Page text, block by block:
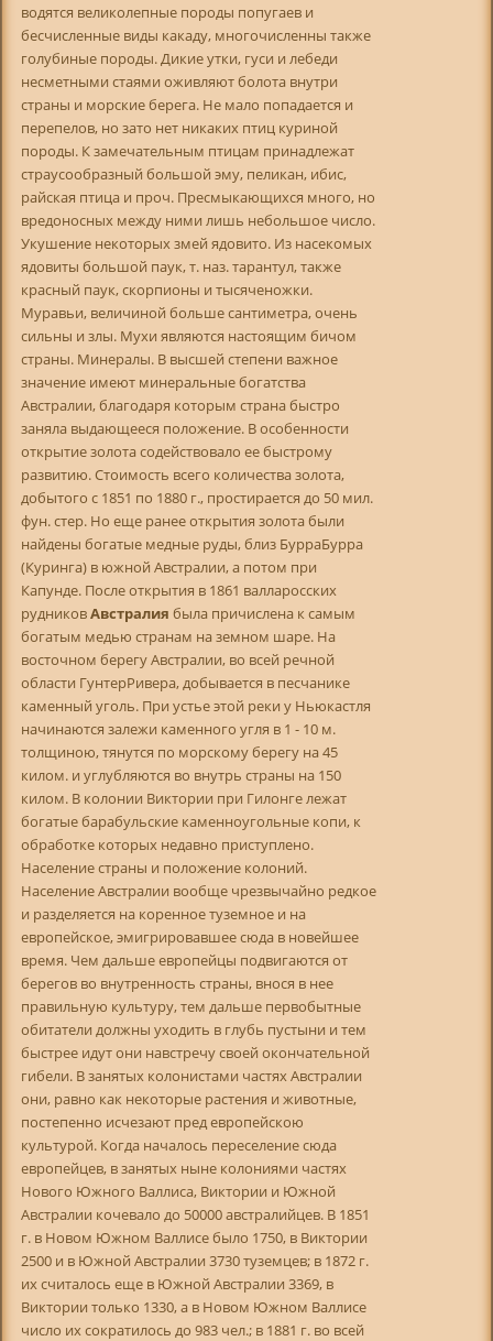
водятся великолепные породы попугаев и
бесчисленные виды какаду, многочисленны также
голубиные породы. Дикие утки, гуси и лебеди
несметными стаями оживляют болота внутри
страны и морские берега. Не мало попадается и
перепелов, но зато нет никаких птиц куриной
породы. К замечательным птицам принадлежат
страусообразный большой эму, пеликан, ибис,
райская птица и проч. Пресмыкающихся много, но
вредоносных между ними лишь небольшое число.
Укушение некоторых змей ядовито. Из насекомых
ядовиты большой паук, т. наз. тарантул, также
красный паук, скорпионы и тысяченожки.
Муравьи, величиной больше сантиметра, очень
сильны и злы. Мухи являются настоящим бичом
страны. Минералы. В высшей степени важное
значение имеют минеральные богатства
Австралии, благодаря которым страна быстро
заняла выдающееся положение. В особенности
открытие золота содействовало ее быстрому
развитию. Стоимость всего количества золота,
добытого с 1851 по 1880 г., простирается до 50 мил.
фун. стер. Но еще ранее открытия золота были
найдены богатые медные руды, близ БурраБурра
(Куринга) в южной Австралии, а потом при
Капунде. После открытия в 1861 валларосских
рудниковАвстралия была причислена к самым
богатым медью странам на земном шаре. На
восточном берегу Австралии, во всей речной
области ГунтерРивера, добывается в песчанике
каменный уголь. При устье этой реки у Ньюкастля
начинаются залежи каменного угля в 1 - 10 м.
толщиною, тянутся по морскому берегу на 45
килом. и углубляются во внутрь страны на 150
килом. В колонии Виктории при Гилонге лежат
богатые барабульские каменноугольные копи, к
обработке которых недавно приступлено.
Население страны и положение колоний.
Население Австралии вообще чрезвычайно редкое
и разделяется на коренное туземное и на
европейское, эмигрировавшее сюда в новейшее
время. Чем дальше европейцы подвигаются от
берегов во внутренность страны, внося в нее
правильную культуру, тем дальше первобытные
обитатели должны уходить в глубь пустыни и тем
быстрее идут они навстречу своей окончательной
гибели. В занятых колонистами частях Австралии
они, равно как некоторые растения и животные,
постепенно исчезают пред европейскою
культурой. Когда началось переселение сюда
европейцев, в занятых ныне колониями частях
Нового Южного Валлиса, Виктории и Южной
Австралии кочевало до 50000 австралийцев. В 1851
г. в Новом Южном Валлисе было 1750, в Виктории
2500 и в Южной Австралии 3730 туземцев; в 1872 г.
их считалось еще в Южной Австралии 3369, в
Виктории только 1330, а в Новом Южном Валлисе
число их сократилось до 983 чел.; в 1881 г. во всей